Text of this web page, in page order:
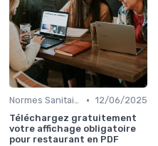
Normes Sanitaires • 12/06/2025
Téléchargez gratuitement
votre affichage obligatoire
pour restaurant en PDF